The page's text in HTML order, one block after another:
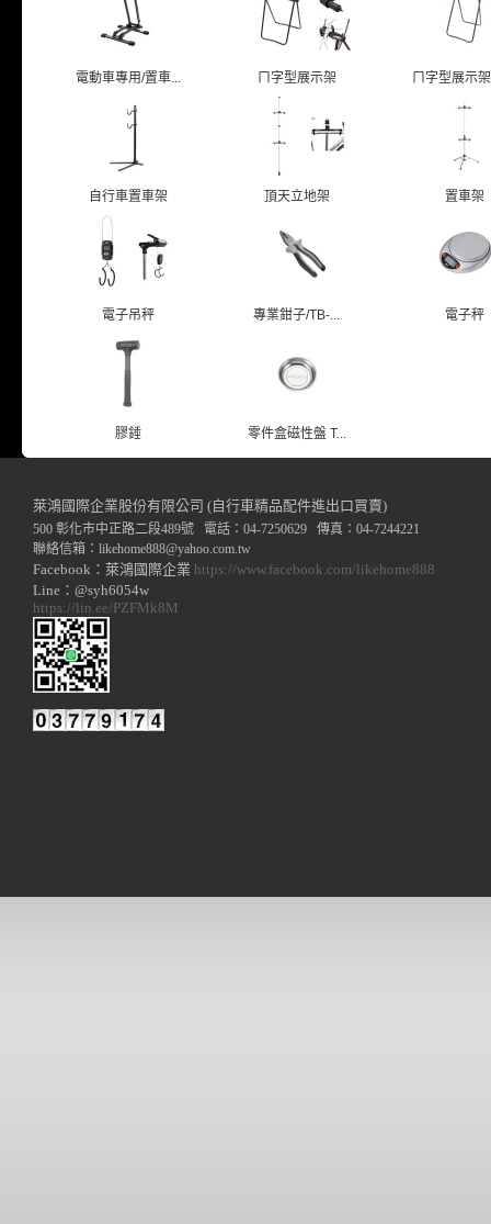
電動車專用/置車... ㄇ字型展示架 ㄇ字型展示
自行車置車架 頂天立地架 置車架
電子吊秤 專業鉗子/TB-... 電子秤
膠錘 零件盒磁性盤 T...
萊鴻國際企業股份有限公司 (自行車精品配件進出口買賣)
500 彰化市中正路二段489號 電話：04-7250629 傳真：04-7244221
聯絡信箱： likehome888@yahoo.com.tw
Facebook：萊鴻國際企業 https://www.facebook.com/likehome888
Line：@syh6054w
https://lin.ee/PZFMk8M